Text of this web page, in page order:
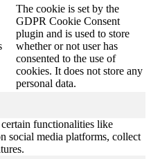
The cookie is set by the
GDPR Cookie Consent
plugin and is used to store
whether or not user has
consented to the use of
cookies. It does not store any
personal data.
functionalities like
social media platforms, collect